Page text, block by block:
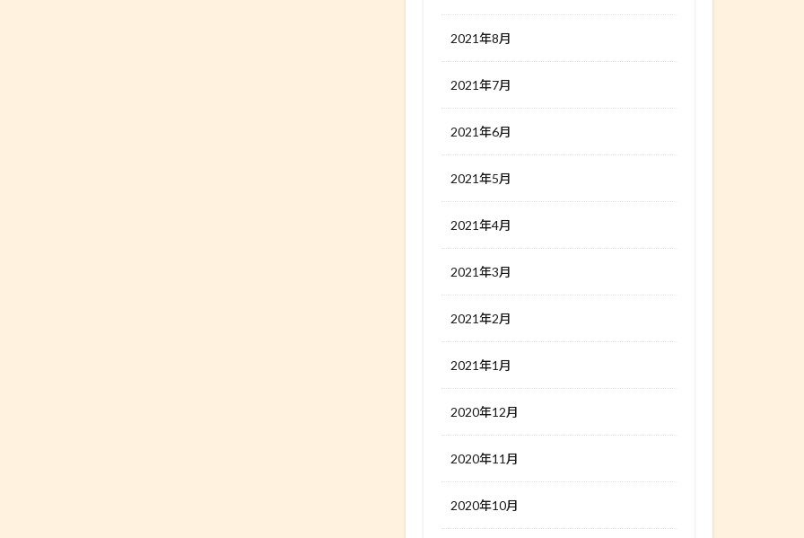
2021年8月
2021年7月
2021年6月
2021年5月
2021年4月
2021年3月
2021年2月
2021年1月
2020年12月
2020年11月
2020年10月